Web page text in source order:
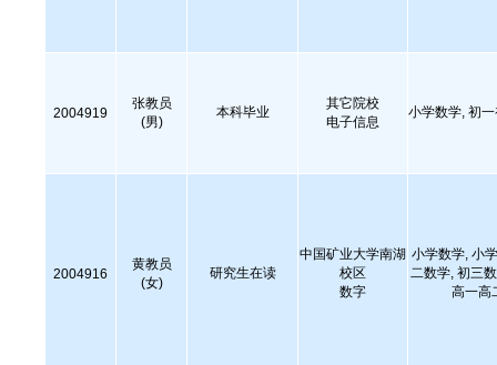
2004919
张教员
(男)
本科毕业
其它院校
电子信息
小学数学, 初
2004916
黄教员
(女)
研究生在读
中国矿业大学南湖
校区
数字
小学数学, 小
二数学, 初三
高一高